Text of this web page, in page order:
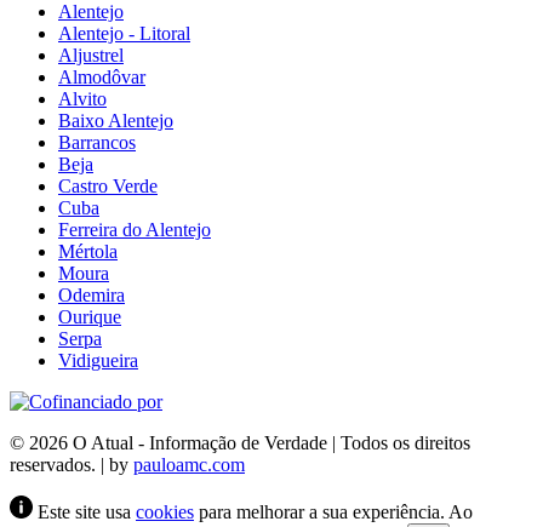
Alentejo
Alentejo - Litoral
Aljustrel
Almodôvar
Alvito
Baixo Alentejo
Barrancos
Beja
Castro Verde
Cuba
Ferreira do Alentejo
Mértola
Moura
Odemira
Ourique
Serpa
Vidigueira
© 2026 O Atual - Informação de Verdade | Todos os direitos
reservados. | by pauloamc.com
Este site usa cookies para melhorar a sua experiência. Ao